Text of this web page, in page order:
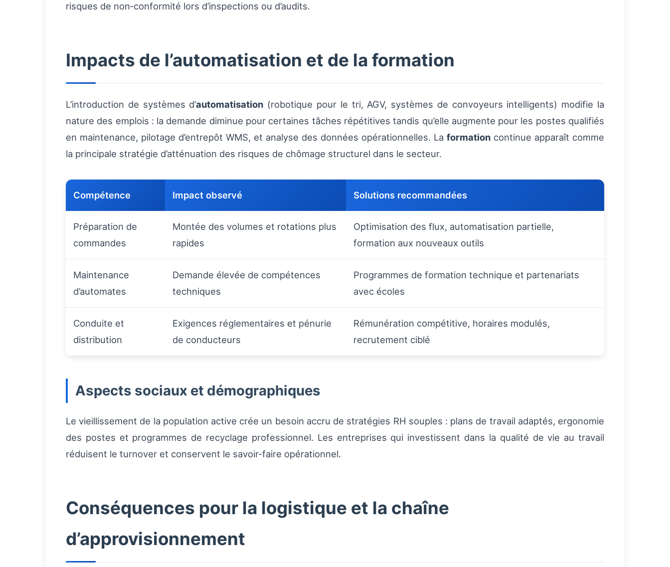
risques de non‑conformité lors d’inspections ou d’audits.
Impacts de l’automatisation et de la formation
L’introduction de systèmes d’automatisation (robotique pour le tri, AGV, systèmes de convoyeurs intelligents) modifie la
nature des emplois : la demande diminue pour certaines tâches répétitives tandis qu’elle augmente pour les postes qualifiés
en maintenance, pilotage d’entrepôt WMS, et analyse des données opérationnelles. La formation continue apparaît comme
la principale stratégie d’atténuation des risques de chômage structurel dans le secteur.
Compétence Impact observé Solutions recommandées
Préparation de
commandes
Montée des volumes et rotations plus
rapides
Optimisation des flux, automatisation partielle,
formation aux nouveaux outils
Maintenance
d’automates
Demande élevée de compétences
techniques
Programmes de formation technique et partenariats
avec écoles
Conduite et
distribution
Exigences réglementaires et pénurie
de conducteurs
Rémunération compétitive, horaires modulés,
recrutement ciblé
Aspects sociaux et démographiques
Le vieillissement de la population active crée un besoin accru de stratégies RH souples : plans de travail adaptés, ergonomie
des postes et programmes de recyclage professionnel. Les entreprises qui investissent dans la qualité de vie au travail
réduisent le turnover et conservent le savoir‑faire opérationnel.
Conséquences pour la logistique et la chaîne
d’approvisionnement